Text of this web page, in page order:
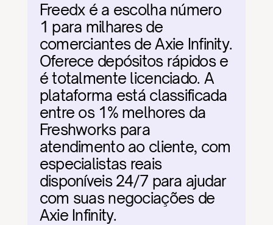
Freedx é a escolha número
1 para milhares de
comerciantes de Axie Infinity.
Oferece depósitos rápidos e
é totalmente licenciado. A
plataforma está classificada
entre os 1% melhores da
Freshworks para
atendimento ao cliente, com
especialistas reais
disponíveis 24/7 para ajudar
com suas negociações de
Axie Infinity.